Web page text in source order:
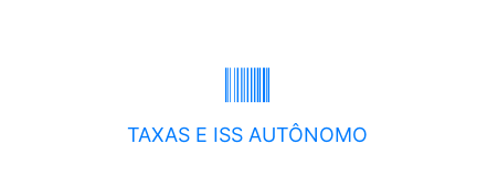
TAXAS E ISS AUTÔNOMO